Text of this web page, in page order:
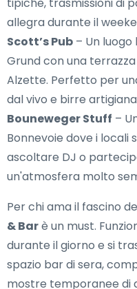
allegra durante il
Scott’s Pub – Un
Grund con una
Alzette. Perfetto per
dal vivo e birre
Bouneweger Stuff –
Bonnevoie dove i locali
ascoltare DJ o
un'atmosfera molto
Per chi ama il fascino
& Barè un must.
durante il giorno e si
spazio bar di sera,
mostre temporanee di